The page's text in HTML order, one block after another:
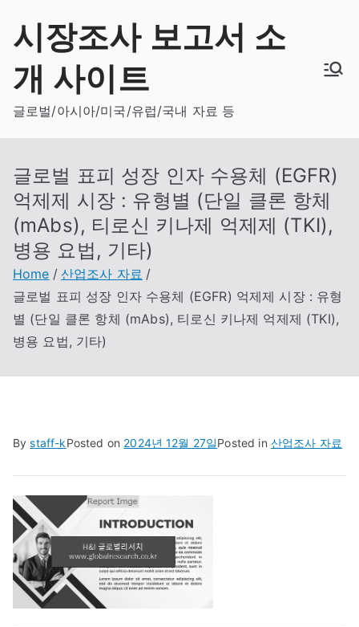
content
시장조사 보고서 소
개 사이트
글로벌/아시아/미국/유럽/국내 자료 등
글로벌 표피 성장 인자 수용체 (EGFR)
억제제 시장 : 유형별 (단일 클론 항체
(mAbs), 티로신 키나제 억제제 (TKI),
병용 요법, 기타)
Home
산업조사 자료
글로벌 표피 성장 인자 수용체 (EGFR) 억제제 시장 : 유형
별 (단일 클론 항체 (mAbs), 티로신 키나제 억제제 (TKI),
병용 요법, 기타)
Bystaff-kPosted on 2024년 12월 27일Posted in 산업조사 자료